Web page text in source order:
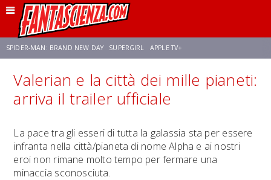
SPIDER-MAN: BRAND NEW DAY SUPERGIRL APPLE TV+
FRANCO RICCIARDIELLO ZENDAYA AVENGERS: DOOMSDAY STAR TREK
Valerian e la città dei mille pianeti:
arriva il trailer ufficiale
La pace tra gli esseri di tutta la galassia sta per essere
infranta nella città/pianeta di nome Alpha e ai nostri
eroi non rimane molto tempo per fermare una
minaccia sconosciuta.